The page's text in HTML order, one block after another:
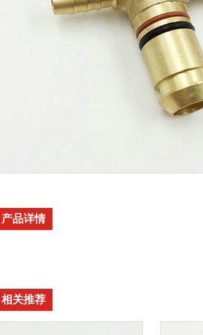
产品详情
相关推荐